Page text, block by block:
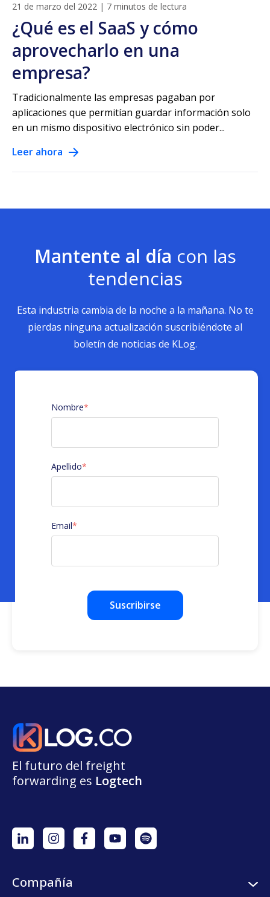
21 de marzo del 2022 | 7 minutos de lectura
¿Qué es el SaaS y cómo
aprovecharlo en una
empresa?
Tradicionalmente las empresas pagaban por
aplicaciones que permitían guardar información solo
en un mismo dispositivo electrónico sin poder...
Leer ahora
Mantente al día con las
tendencias
Esta industria cambia de la noche a la mañana. No te
pierdas ninguna actualización suscribiéndote al
boletín de noticias de KLog.
Nombre*
Apellido*
Email*
El futuro del freight
forwarding es Logtech
Compañía